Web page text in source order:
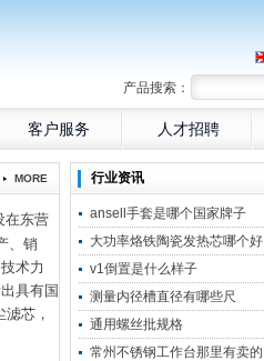
产品搜索：
客户服务 人才招聘
MORE
在东营
、销
术力
具有国
芯，
行业资讯
ansell手套是哪个国家牌子
大功率烙铁陶瓷发热芯哪个好
v1倒置是什么样子
测量内径槽直径有哪些尺
通用螺丝批规格
常州不锈钢工作台那里有卖的